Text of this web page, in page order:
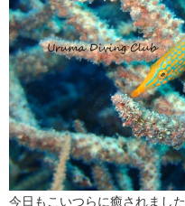
今日もこいつらに癒されました